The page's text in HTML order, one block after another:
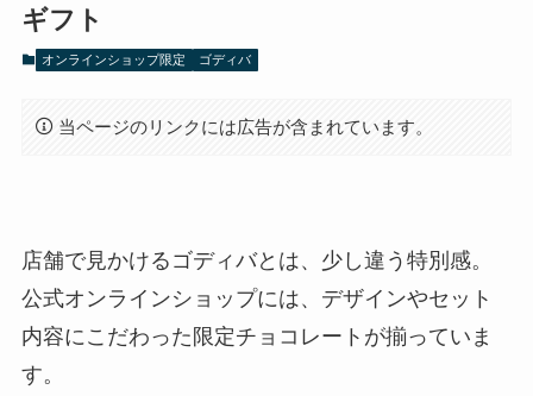
ギフト
オンラインショップ限定 ゴディバ
当ページのリンクには広告が含まれています。
店舗で見かけるゴディバとは、少し違う特別感。
公式オンラインショップには、デザインやセット
内容にこだわった限定チョコレートが揃っていま
す。